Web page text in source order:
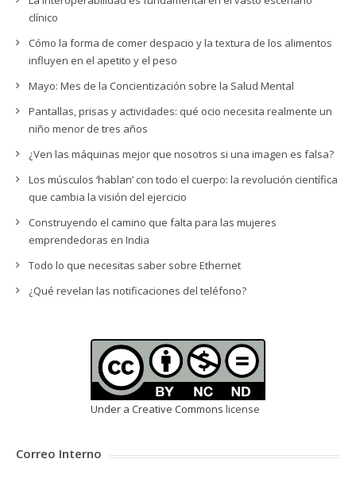
clínico
Cómo la forma de comer despacio y la textura de los alimentos
influyen en el apetito y el peso
Mayo: Mes de la Concientización sobre la Salud Mental
Pantallas, prisas y actividades: qué ocio necesita realmente un
niño menor de tres años
¿Ven las máquinas mejor que nosotros si una imagen es falsa?
Los músculos ‘hablan’ con todo el cuerpo: la revolución científica
que cambia la visión del ejercicio
Construyendo el camino que falta para las mujeres
emprendedoras en India
Todo lo que necesitas saber sobre Ethernet
¿Qué revelan las notificaciones del teléfono?
Under a Creative Commons license
Correo Interno